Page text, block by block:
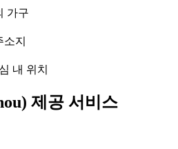
가구
지
내 위치
제공 서비스